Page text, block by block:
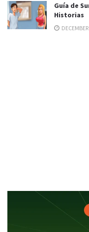
Guía de
Historias